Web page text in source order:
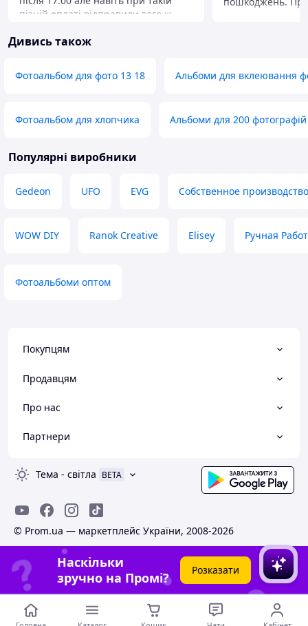
пізній оплаті відправили того ж
Переваги
Недоліки
Недоліки
нормою для
важливим
Дивись також
Фотоальбом для фото 13 18 Альбоми для вклеювання
Фотоальбом для хлопчика Альбоми для 200
Популярні виробники
Gedeon UFO EVG Собственное производство
WOW DIY Ranok Creative Elisey Ручная
Фотоальбоми оптом
Покупцям
Продавцям
Про нас
Партнери
Тема - світла BETA
© Prom.ua — маркетплейс України, 2008-2026
Наскільки
зручно на Промі?
Розказати